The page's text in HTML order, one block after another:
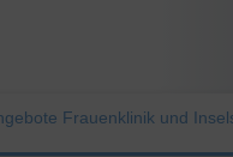
Frauenklinik und